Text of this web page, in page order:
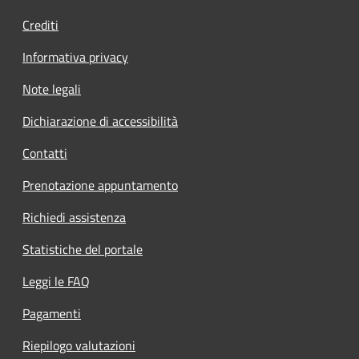
Crediti
Informativa privacy
Note legali
Dichiarazione di accessibilità
Contatti
Prenotazione appuntamento
Richiedi assistenza
Statistiche del portale
Leggi le FAQ
Pagamenti
Riepilogo valutazioni